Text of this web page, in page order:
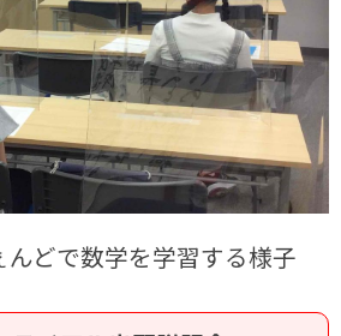
んどで数学を学習する様子